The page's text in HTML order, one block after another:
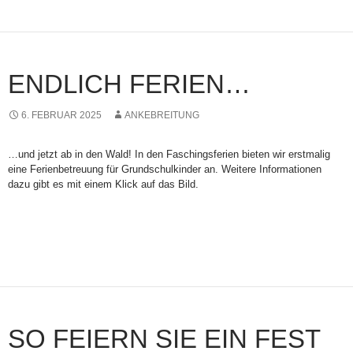
ENDLICH FERIEN…
6. FEBRUAR 2025 ANKEBREITUNG
…und jetzt ab in den Wald! In den Faschingsferien bieten wir erstmalig
eine Ferienbetreuung für Grundschulkinder an. Weitere Informationen
dazu gibt es mit einem Klick auf das Bild.
SO FEIERN SIE EIN FEST